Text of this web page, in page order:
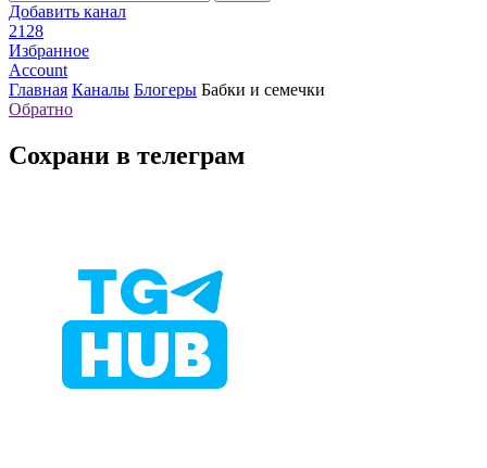
Добавить канал
2128
Избранное
Account
Главная Каналы Блогеры Бабки и семечки
Обратно
Сохрани в телеграм